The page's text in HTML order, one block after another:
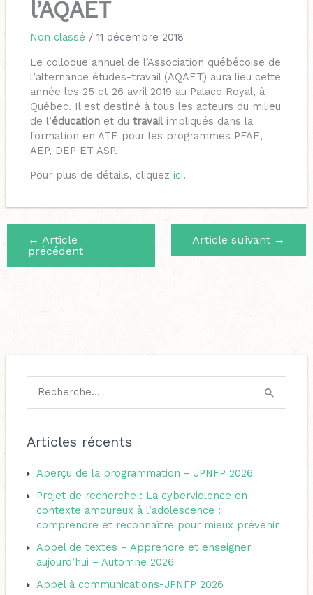
l’AQAET
Non classé / 11 décembre 2018
Le colloque annuel de l’Association québécoise de
l’alternance études-travail (AQAET) aura lieu cette
année les 25 et 26 avril 2019 au Palace Royal, à
Québec. Il est destiné à tous les acteurs du milieu
de l’éducationet du travailimpliqués dans la
formation en ATE pour les programmes PFAE,
AEP, DEP ET ASP.
Pour plus de détails, cliquez ici.
← Article
précédent
Article suivant →
c
h
e
r
Articles récents
Aperçu de la programmation – JPNFP 2026
Projet de recherche : La cyberviolence en
contexte amoureux à l’adolescence :
comprendre et reconnaître pour mieux prévenir
Appel de textes – Apprendre et enseigner
aujourd’hui – Automne 2026
Appel à communications-JPNFP 2026
g
s